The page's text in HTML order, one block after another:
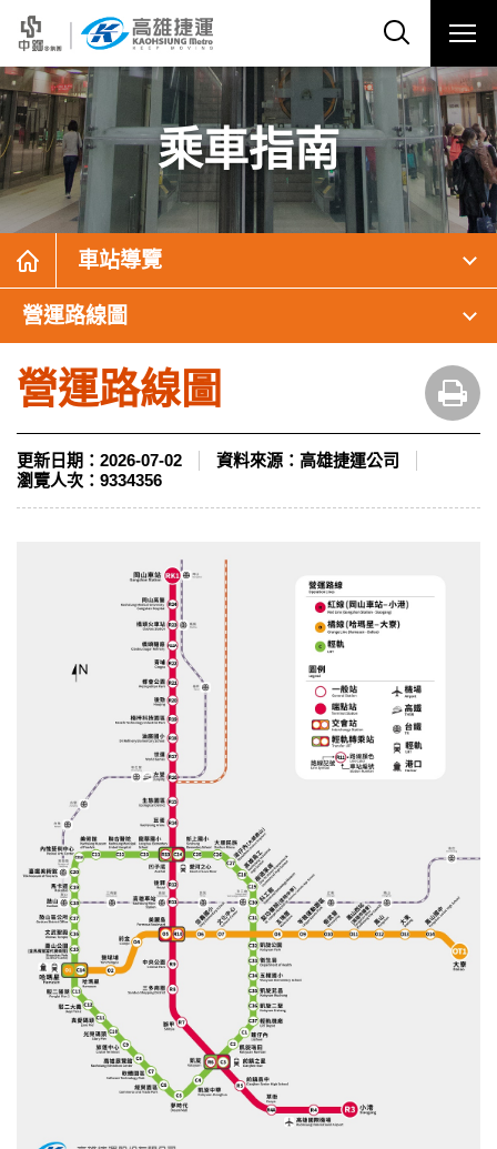
乘車指南
車站導覽
營運路線圖
營運路線圖
更新日期： 2026-07-02 資料來源： 高雄捷運公司
瀏覽人次： 9334356